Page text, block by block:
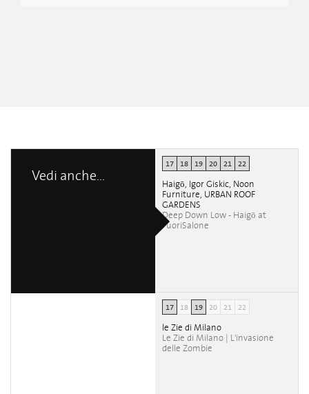
Vedi anche...
17 18 19 20 21 22
Haigō, Igor Giskic, Noon
Furniture, URBAN ROOF
GARDENS
Deep Down Low - Haigō at
FuoriSalone
17 18 19 20 21 22
le Zie di Milano
Le Zie di Milano | L'invasione
delle Zombie